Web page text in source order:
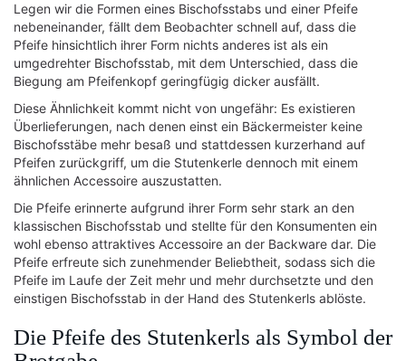
Legen wir die Formen eines Bischofsstabs und einer Pfeife
nebeneinander, fällt dem Beobachter schnell auf, dass die
Pfeife hinsichtlich ihrer Form nichts anderes ist als ein
umgedrehter Bischofsstab, mit dem Unterschied, dass die
Biegung am Pfeifenkopf geringfügig dicker ausfällt.
Diese Ähnlichkeit kommt nicht von ungefähr: Es existieren
Überlieferungen, nach denen einst ein Bäckermeister keine
Bischofsstäbe mehr besaß und stattdessen kurzerhand auf
Pfeifen zurückgriff, um die Stutenkerle dennoch mit einem
ähnlichen Accessoire auszustatten.
Die Pfeife erinnerte aufgrund ihrer Form sehr stark an den
klassischen Bischofsstab und stellte für den Konsumenten ein
wohl ebenso attraktives Accessoire an der Backware dar. Die
Pfeife erfreute sich zunehmender Beliebtheit, sodass sich die
Pfeife im Laufe der Zeit mehr und mehr durchsetzte und den
einstigen Bischofsstab in der Hand des Stutenkerls ablöste.
Die Pfeife des Stutenkerls als Symbol der